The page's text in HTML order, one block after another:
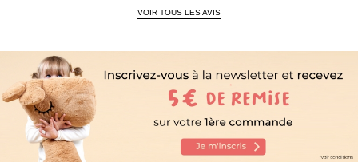
VOIR TOUS LES AVIS